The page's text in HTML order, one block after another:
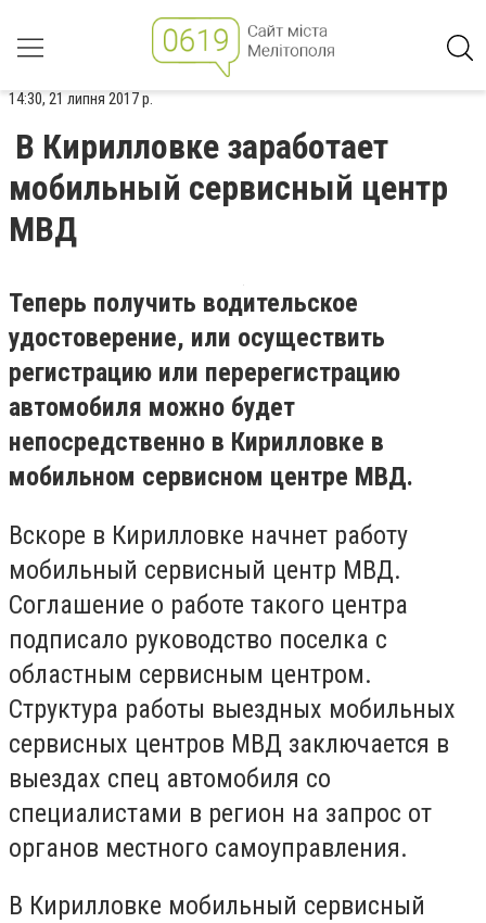
14:30, 21 липня 2017 р.
В Кирилловке заработает
мобильный сервисный центр
МВД
Теперь получить водительское
удостоверение, или осуществить
регистрацию или перерегистрацию
автомобиля можно будет
непосредственно в Кирилловке в
мобильном сервисном центре МВД.
Вскоре в Кирилловке начнет работу
мобильный сервисный центр МВД.
Соглашение о работе такого центра
подписало руководство поселка с
областным сервисным центром.
Структура работы выездных мобильных
сервисных центров МВД заключается в
выездах спец автомобиля со
специалистами в регион на запрос от
органов местного самоуправления.
В Кирилловке мобильный сервисный